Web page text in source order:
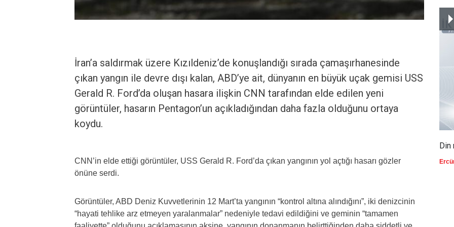
İran’a saldırmak üzere Kızıldeniz’de konuşlandığı sırada çamaşırhanesinde
çıkan yangın ile devre dışı kalan, ABD’ye ait, dünyanın en büyük uçak gemisi USS
Gerald R. Ford’da oluşan hasara ilişkin CNN tarafından elde edilen yeni
görüntüler, hasarın Pentagon’un açıkladığından daha fazla olduğunu ortaya
koydu.
CNN’in elde ettiği görüntüler, USS Gerald R. Ford’da çıkan yangının yol açtığı hasarı gözler
önüne serdi.
Görüntüler, ABD Deniz Kuvvetlerinin 12 Mart’ta yangının “kontrol altına alındığını”, iki denizcinin
“hayati tehlike arz etmeyen yaralanmalar” nedeniyle tedavi edildiğini ve geminin “tamamen
Din